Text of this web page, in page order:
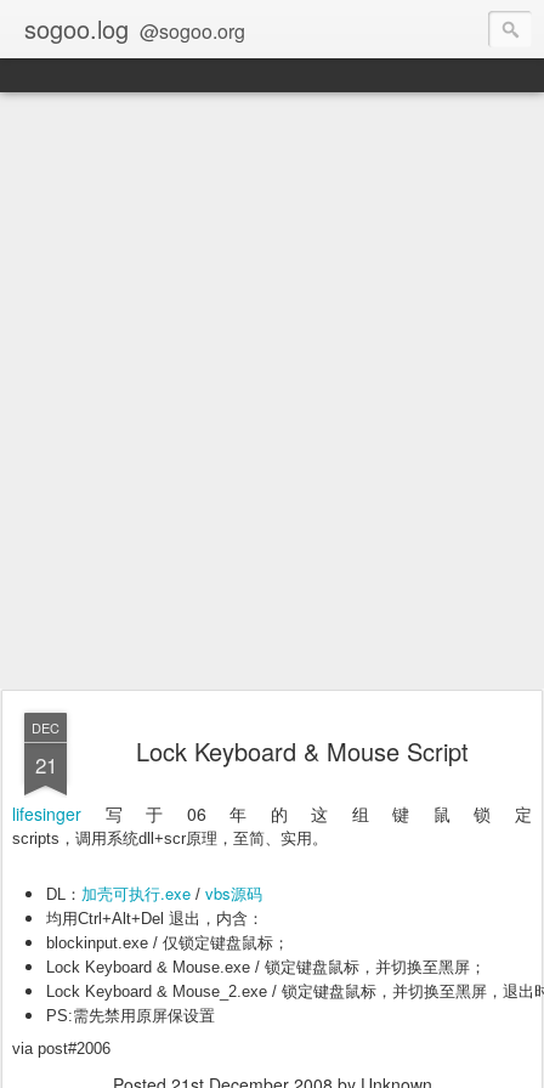
sogoo.log @sogoo.org
DEC
21 Lock Keyboard & Mouse Script
lifesinger 写于06年的这组键鼠锁定
scripts，调用系统dll+scr原理，至简、实用。
DL： 加壳可执行.exe / vbs源码
均用Ctrl+Alt+Del 退出，内含：
blockinput.exe / 仅锁定键盘鼠标；
Lock Keyboard & Mouse.exe / 锁定键盘鼠标，并切换至黑屏；
Lock Keyboard & Mouse_2.exe / 锁定键盘鼠标，并切换至黑屏，退出
PS:需先禁用原屏保设置
via post#2006